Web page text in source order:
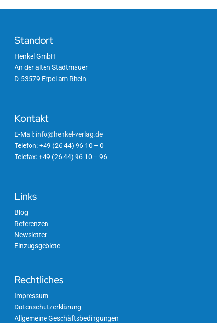
Standort
Henkel GmbH
An der alten Stadtmauer
D-53579 Erpel am Rhein
Kontakt
E-Mail: info@henkel-verlag.de
Telefon: +49 (26 44) 96 10 – 0
Telefax: +49 (26 44) 96 10 – 96
Links
Blog
Referenzen
Newsletter
Einzugsgebiete
Rechtliches
Impressum
Datenschutzerklärung
Allgemeine Geschäftsbedingungen